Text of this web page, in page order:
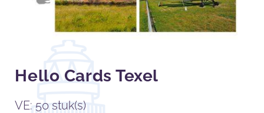
Hello Cards Texel
VE: 50 stuk(s)